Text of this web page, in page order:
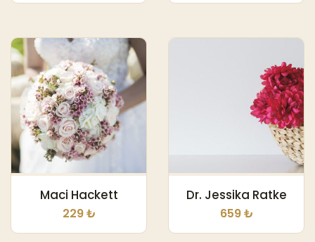
Maci Hackett
229 ₺
Dr. Jessika Ratke
659 ₺